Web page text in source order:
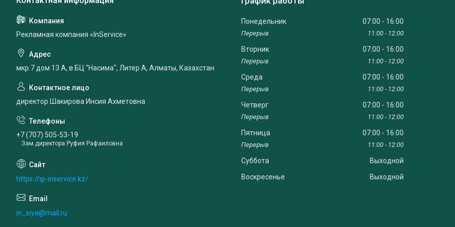
Рекламная компания «InService»
мкр.7 дом 13 А, в БЦ "Насима", Литер А, Алматы, Казахстан
директор Шакирова Инсия Ахметовна
+7 (707) 505-53-19
Зам.директора Руфия Рафаиловна
https://ip-inservice.kz/
in_siya@mail.ru
Понедельник 07:00 16:00
11:00 12:00
Вторник 07:00 16:00
11:00 12:00
Среда 07:00 16:00
11:00 12:00
Четверг 07:00 16:00
11:00 12:00
Пятница 07:00 16:00
11:00 12:00
Суббота
Выходной
Воскресенье
Выходной